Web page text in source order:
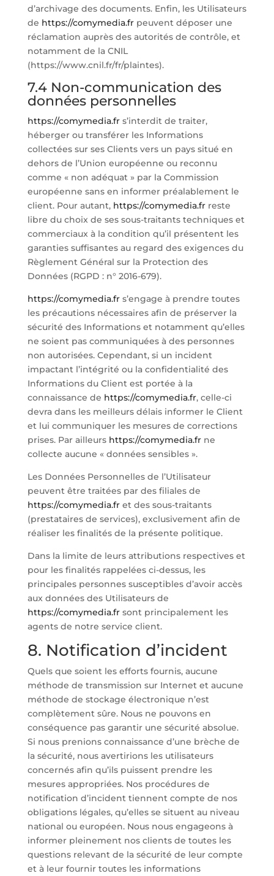
d’archivage des documents. Enfin, les Utilisateurs
de https://comymedia.frpeuvent déposer une
réclamation auprès des autorités de contrôle, et
notamment de la CNIL
(https://www.cnil.fr/fr/plaintes).
7.4 Non-communication des
données personnelles
https://comymedia.frs’interdit de traiter,
héberger ou transférer les Informations
collectées sur ses Clients vers un pays situé en
dehors de l’Union européenne ou reconnu
comme « non adéquat » par la Commission
européenne sans en informer préalablement le
client. Pour autant, https://comymedia.frreste
libre du choix de ses sous-traitants techniques et
commerciaux à la condition qu’il présentent les
garanties suffisantes au regard des exigences du
Règlement Général sur la Protection des
Données (RGPD : n° 2016-679).
https://comymedia.frs’engage à prendre toutes
les précautions nécessaires afin de préserver la
sécurité des Informations et notamment qu’elles
ne soient pas communiquées à des personnes
non autorisées. Cependant, si un incident
impactant l’intégrité ou la confidentialité des
Informations du Client est portée à la
connaissance de https://comymedia.fr, celle-ci
devra dans les meilleurs délais informer le Client
et lui communiquer les mesures de corrections
prises. Par ailleurs https://comymedia.frne
collecte aucune « données sensibles ».
Les Données Personnelles de l’Utilisateur
peuvent être traitées par des filiales de
https://comymedia.fret des sous-traitants
(prestataires de services), exclusivement afin de
réaliser les finalités de la présente politique.
Dans la limite de leurs attributions respectives et
pour les finalités rappelées ci-dessus, les
principales personnes susceptibles d’avoir accès
aux données des Utilisateurs de
https://comymedia.frsont principalement les
agents de notre service client.
8. Notification d’incident
Quels que soient les efforts fournis, aucune
méthode de transmission sur Internet et aucune
méthode de stockage électronique n’est
complètement sûre. Nous ne pouvons en
conséquence pas garantir une sécurité absolue.
Si nous prenions connaissance d’une brèche de
la sécurité, nous avertirions les utilisateurs
concernés afin qu’ils puissent prendre les
mesures appropriées. Nos procédures de
notification d’incident tiennent compte de nos
obligations légales, qu’elles se situent au niveau
national ou européen. Nous nous engageons à
informer pleinement nos clients de toutes les
questions relevant de la sécurité de leur compte
et à leur fournir toutes les informations